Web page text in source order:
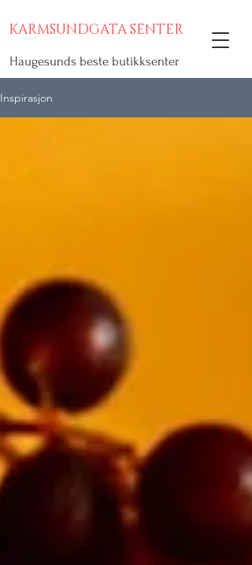
KARMSUNDGATA SENTER
Haugesunds beste butikksenter
Inspirasjon